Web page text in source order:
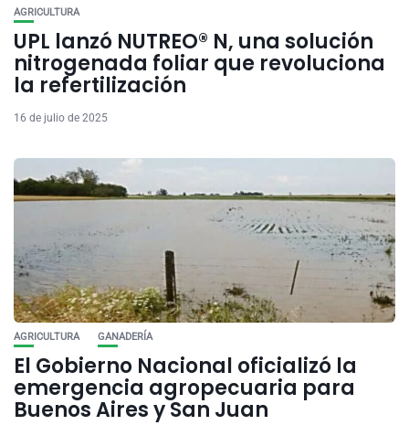
AGRICULTURA
UPL lanzó NUTREO® N, una solución
nitrogenada foliar que revoluciona
la refertilización
16 de julio de 2025
AGRICULTURA GANADERÍA
El Gobierno Nacional oficializó la
emergencia agropecuaria para
Buenos Aires y San Juan